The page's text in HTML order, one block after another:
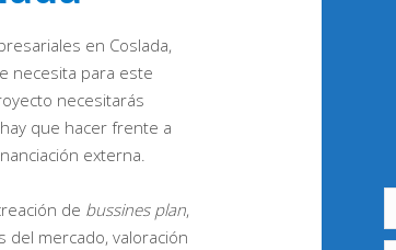
en Coslada,
necesita para este
necesitarás
que hacer frente a
externa.
de bussines plan,
del mercado, valoración